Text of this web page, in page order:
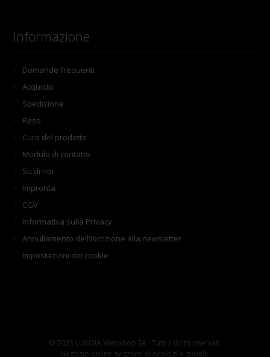
Informazione
Domande frequenti
Acquisto
Spedizione
Reso
Cura del prodotto
Modulo di contatto
Su di noi
Impronta
CGV
Informativa sulla Privacy
Annullamento dell'iscrizione alla newsletter
Impostazioni dei cookie
© 2025 LUXOIA Webshop SA · Tutti i diritti riservati.
Negozio online svizzero di orologi e gioielli.